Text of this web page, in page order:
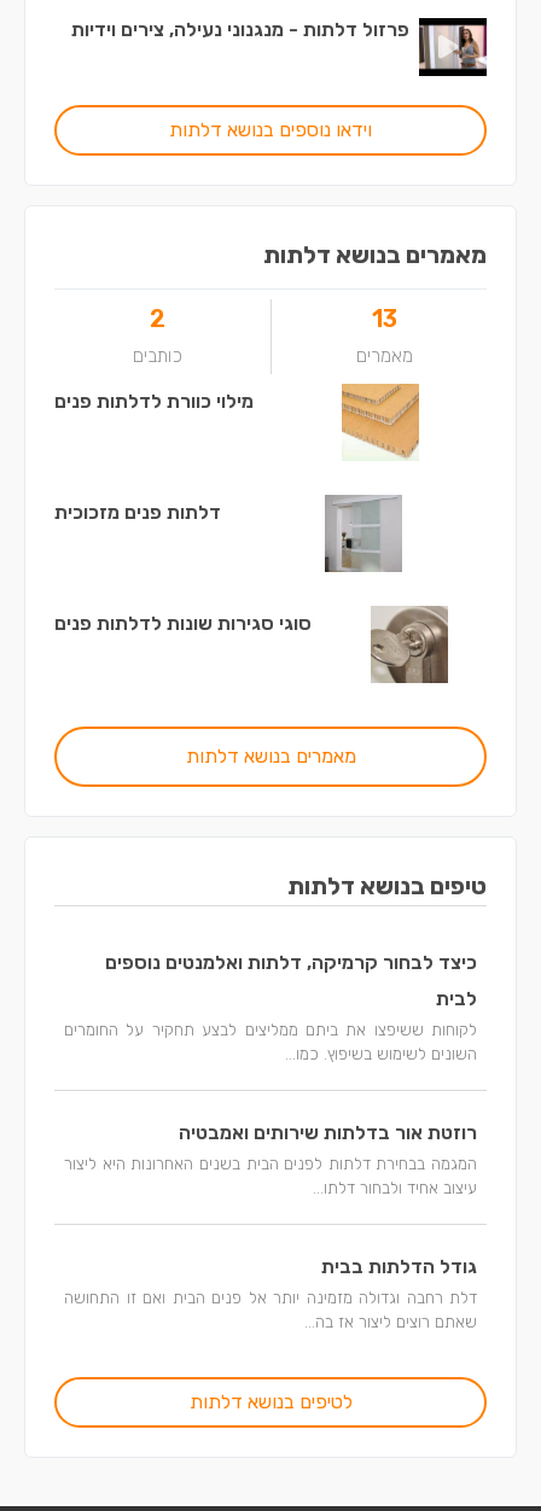
פרזול דלתות - מנגנוני נעילה, צירים וידיות
וידאו נוספים בנושא דלתות
מאמרים בנושא דלתות
13
מאמרים
2
כותבים
מילוי כוורת לדלתות פנים
דלתות פנים מזכוכית
סוגי סגירות שונות לדלתות פנים
מאמרים בנושא דלתות
טיפים בנושא דלתות
כיצד לבחור קרמיקה, דלתות ואלמנטים נוספים
לבית
לקוחות ששיפצו את ביתם ממליצים לבצע תחקיר על החומרים
השונים לשימוש בשיפוץ. כמו...
רוזטת אור בדלתות שירותים ואמבטיה
המגמה בבחירת דלתות לפנים הבית בשנים האחרונות היא ליצור
עיצוב אחיד ולבחור דלתו...
גודל הדלתות בבית
דלת רחבה וגדולה מזמינה יותר אל פנים הבית ואם זו התחושה
שאתם רוצים ליצור אז בה...
לטיפים בנושא דלתות